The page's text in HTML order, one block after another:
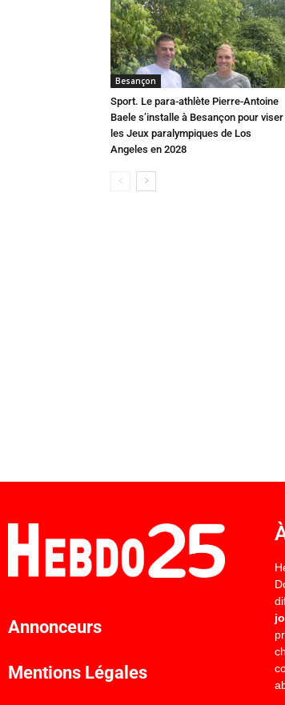
Besançon
Sport. Le para-athlète Pierre-Antoine
Baele s’installe à Besançon pour viser
les Jeux paralympiques de Los
Angeles en 2028
Annonceurs
Mentions Légales